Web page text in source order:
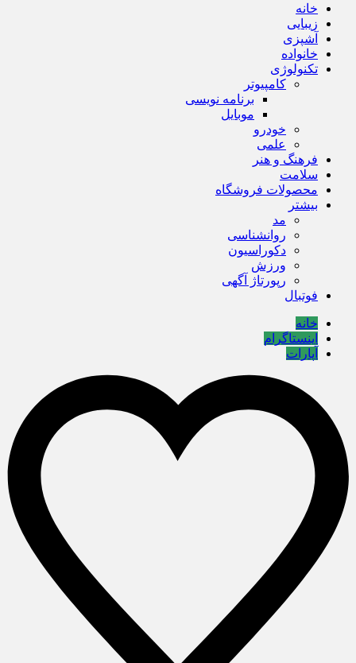
خانه
زیبایی
آشپزی
خانواده
تکنولوژی
کامپیوتر
برنامه نویسی
موبایل
خودرو
علمی
فرهنگ و هنر
سلامت
محصولات فروشگاه
بیشتر
مد
روانشناسی
دکوراسیون
ورزش
رپورتاژ آگهی
فوتبال
خانه
اینستاگرام
آپارات